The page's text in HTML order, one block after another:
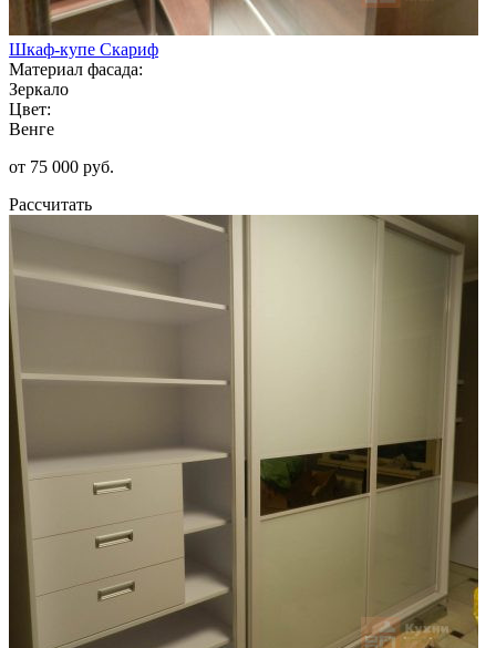
Шкаф-купе Скариф
Материал фасада:
Зеркало
Цвет:
Венге
от 75 000 руб.
Рассчитать